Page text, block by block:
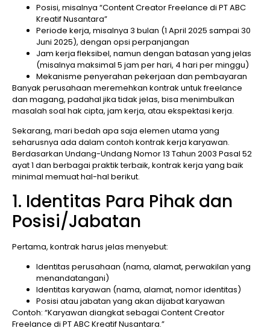
Posisi, misalnya “Content Creator Freelance di PT ABC
Kreatif Nusantara”
Periode kerja, misalnya 3 bulan (1 April 2025 sampai 30
Juni 2025), dengan opsi perpanjangan
Jam kerja fleksibel, namun dengan batasan yang jelas
(misalnya maksimal 5 jam per hari, 4 hari per minggu)
Mekanisme penyerahan pekerjaan dan pembayaran
Banyak perusahaan meremehkan kontrak untuk freelance
dan magang, padahal jika tidak jelas, bisa menimbulkan
masalah soal hak cipta, jam kerja, atau ekspektasi kerja.
Sekarang, mari bedah apa saja elemen utama yang
seharusnya ada dalam contoh kontrak kerja karyawan.
Berdasarkan Undang-Undang Nomor 13 Tahun 2003 Pasal 52
ayat 1 dan berbagai praktik terbaik, kontrak kerja yang baik
minimal memuat hal-hal berikut.
1. Identitas Para Pihak dan
Posisi/Jabatan
Pertama, kontrak harus jelas menyebut:
Identitas perusahaan (nama, alamat, perwakilan yang
menandatangani)
Identitas karyawan (nama, alamat, nomor identitas)
Posisi atau jabatan yang akan dijabat karyawan
Contoh: “Karyawan diangkat sebagai Content Creator
Freelance di PT ABC Kreatif Nusantara.”